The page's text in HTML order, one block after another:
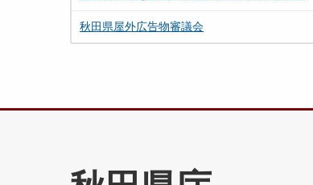
秋田県屋外広告物審議会